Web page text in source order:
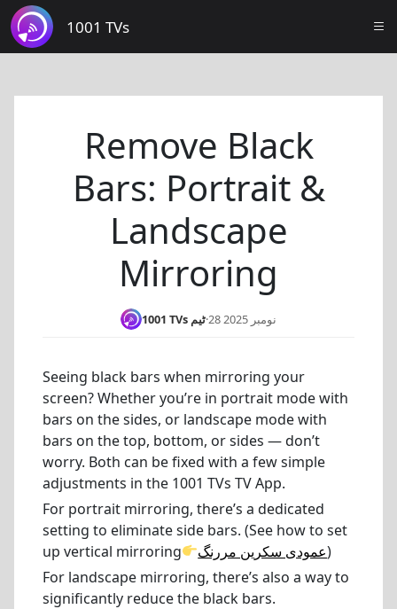
1001 TVs
Remove Black
Bars: Portrait &
Landscape
Mirroring
1001 TVs ٹیم· 28 نومبر 2025
Seeing black bars when mirroring your
screen? Whether you’re in portrait mode with
bars on the sides, or landscape mode with
bars on the top, bottom, or sides — don’t
worry. Both can be fixed with a few simple
adjustments in the 1001 TVs TV App.
For portrait mirroring, there’s a dedicated
setting to eliminate side bars. (See how to set
up vertical mirroring
عمودی سکرین مررنگ)
For landscape mirroring, there’s also a way to
significantly reduce the black bars.